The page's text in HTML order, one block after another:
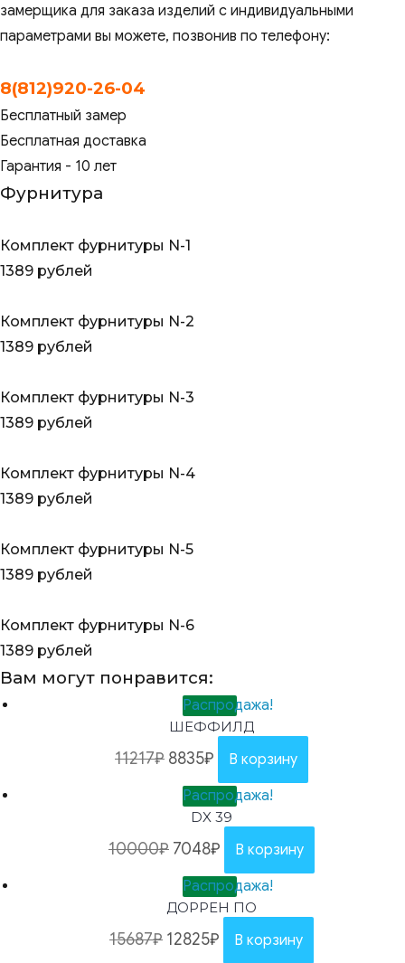
замерщика для заказа изделий с индивидуальными
параметрами вы можете, позвонив по телефону:
8(812)920-26-04
Бесплатный замер
Бесплатная доставка
Гарантия - 10 лет
Фурнитура
Комплект фурнитуры N-1
1389 рублей
Комплект фурнитуры N-2
1389 рублей
Комплект фурнитуры N-3
1389 рублей
Комплект фурнитуры N-4
1389 рублей
Комплект фурнитуры N-5
1389 рублей
Комплект фурнитуры N-6
1389 рублей
Вам могут понравится:
Распродажа!
ШЕФФИЛД
11217₽ 8835₽
В корзину
Распродажа!
DX 39
10000₽ 7048₽
В корзину
Распродажа!
ДОРРЕН ПО
15687₽ 12825₽
В корзину